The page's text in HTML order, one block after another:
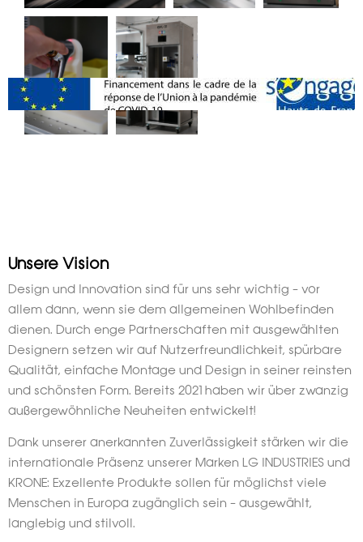
Unsere Vision
Design und Innovation sind für uns sehr wichtig – vor
allem dann, wenn sie dem allgemeinen Wohlbefinden
dienen. Durch enge Partnerschaften mit ausgewählten
Designern setzen wir auf Nutzerfreundlichkeit, spürbare
Qualität, einfache Montage und Design in seiner reinsten
und schönsten Form. Bereits 2021 haben wir über zwanzig
außergewöhnliche Neuheiten entwickelt!
Dank unserer anerkannten Zuverlässigkeit stärken wir die
internationale Präsenz unserer Marken LG INDUSTRIES und
KRONE: Exzellente Produkte sollen für möglichst viele
Menschen in Europa zugänglich sein – ausgewählt,
langlebig und stilvoll.